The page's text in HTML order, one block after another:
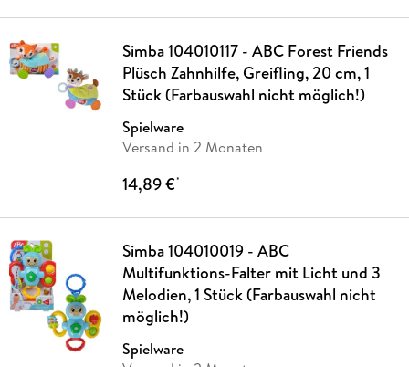
Simba 104010117 - ABC Forest Friends
Plüsch Zahnhilfe, Greifling, 20 cm, 1
Stück (Farbauswahl nicht möglich!)
Spielware
Versand in 2 Monaten
14,89 €*
Simba 104010019 - ABC
Multifunktions-Falter mit Licht und 3
Melodien, 1 Stück (Farbauswahl nicht
möglich!)
Spielware